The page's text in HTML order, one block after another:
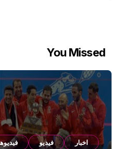
You Missed
اخبار فيديو